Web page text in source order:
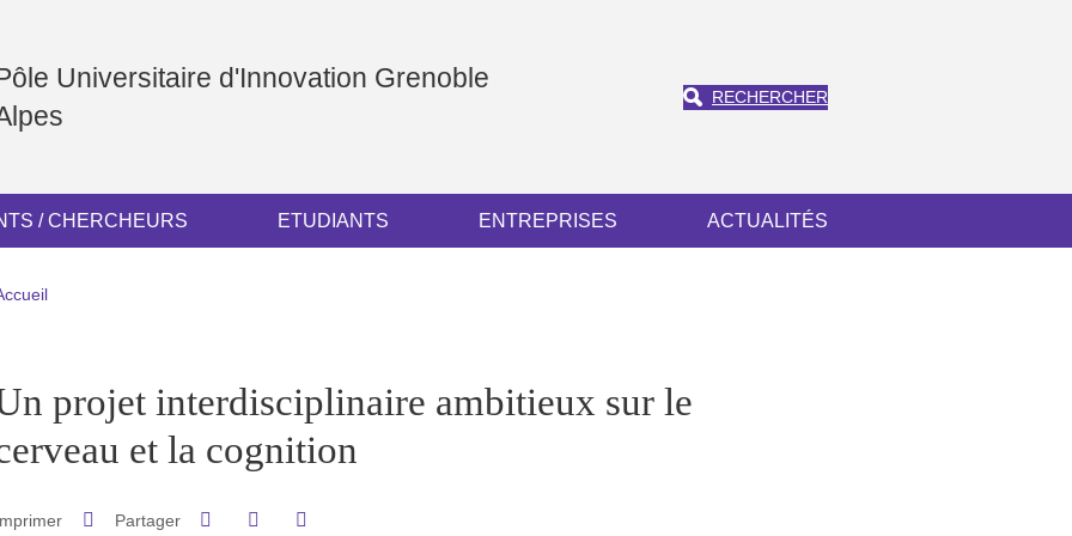
Universitaire d'Innovation Grenoble
RECHERCHER
/ CHERCHEURS ETUDIANTS ENTREPRISES ACTUALITÉS
d'Ariane
Sidebar
projet interdisciplinaire ambitieux sur le
et la cognition
Partager Partager sur Facebook
Partager sur LinkedIn